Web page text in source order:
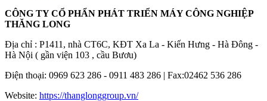
CÔNG TY CỔ PHẨN PHÁT TRIỂN MÁY CÔNG NGHIỆP
THĂNG LONG
Địa chỉ : P1411, nhà CT6C, KĐT Xa La - Kiến Hưng - Hà Đông -
Hà Nội ( gần viện 103 , cầu Bươu)
Điện thoại: 0969 623 286 - 0911 483 286 | Fax:02462 536 286
Website: https://thanglonggroup.vn/